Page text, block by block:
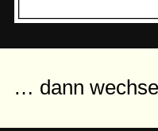
… dann